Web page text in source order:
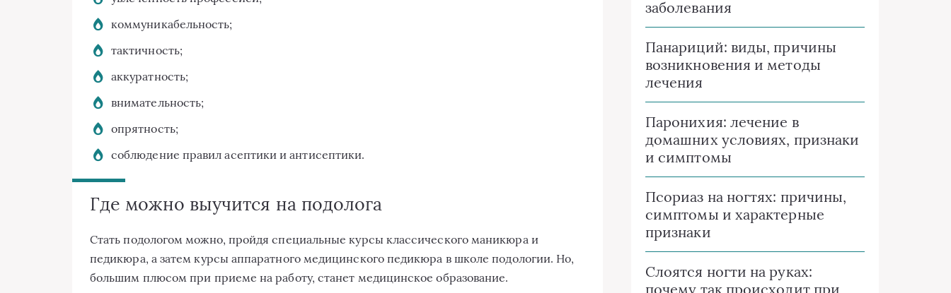
коммуникабельность;
тактичность;
аккуратность;
внимательность;
опрятность;
соблюдение правил асептики и антисептики.
Где можно выучится на подолога
Стать подологом можно, пройдя специальные курсы классического маникюра и
педикюра, а затем курсы аппаратного медицинского педикюра в школе подологии. Но,
большим плюсом при приеме на работу, станет медицинское образование.
заболевания
Панариций: виды, причины
возникновения и методы
лечения
Паронихия: лечение в
домашних условиях, признаки
и симптомы
Псориаз на ногтях: причины,
симптомы и характерные
признаки
Слоятся ногти на руках:
почему так происходит при